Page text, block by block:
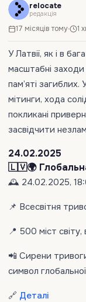
relocate
редакція
17 місяців тому 1
У Латвії, як і в
масштабні
пам’яті загиблих.
мітинги, хода
покликані
засвідчити
24.02.2025
🇱🇻🌍
🕰 24.02.2025,
📌 Всесвітня
📍 500 міст
📲 Сирени
символ
🔗 Деталі